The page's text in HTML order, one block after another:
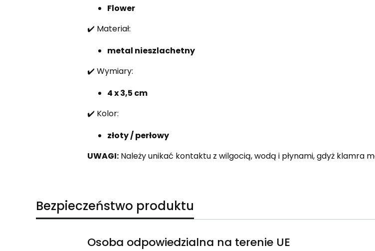
Flower
✔️ Materiał:
metal nieszlachetny
✔️ Wymiary:
4 x 3,5 cm
✔️ Kolor:
złoty / perłowy
UWAGI:Należy unikać kontaktu z wilgocią, wodą i płynami, gdyż klamra
Bezpieczeństwo produktu
Osoba odpowiedzialna na terenie UE